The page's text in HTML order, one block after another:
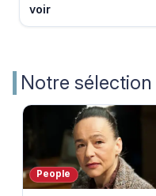
voir
Notre
People